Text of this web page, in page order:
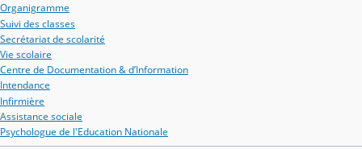
Organigramme
Suivi des classes
Secrétariat de scolarité
Vie scolaire
Centre de Documentation & d’Information
Intendance
Infirmière
Assistance sociale
Psychologue de l'Education Nationale